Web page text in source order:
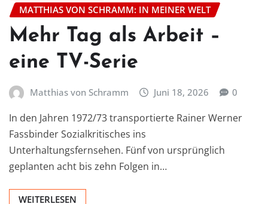
MATTHIAS VON SCHRAMM: IN MEINER WELT
Mehr Tag als Arbeit –
eine TV-Serie
Matthias von Schramm Juni 18, 2026 0
In den Jahren 1972/73 transportierte Rainer Werner
Fassbinder Sozialkritisches ins
Unterhaltungsfernsehen. Fünf von ursprünglich
geplanten acht bis zehn Folgen in…
WEITERLESEN